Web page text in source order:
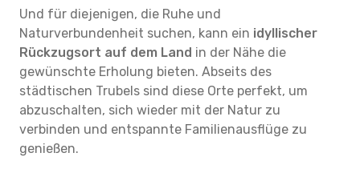
Und für diejenigen, die Ruhe und
Naturverbundenheit suchen, kann ein idyllischer
Rückzugsort auf dem Land in der Nähe die
gewünschte Erholung bieten. Abseits des
städtischen Trubels sind diese Orte perfekt, um
abzuschalten, sich wieder mit der Natur zu
verbinden und entspannte Familienausflüge zu
genießen.